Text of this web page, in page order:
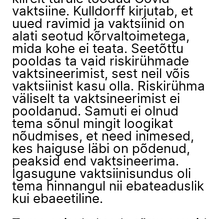
vaktsiine. Kulldorff kirjutab, et
uued ravimid ja vaktsiinid on
alati seotud kõrvaltoimetega,
mida kohe ei teata. Seetõttu
pooldas ta vaid riskirühmade
vaktsineerimist, sest neil võis
vaktsiinist kasu olla. Riskirühma
väliselt ta vaktsineerimist ei
pooldanud. Samuti ei olnud
tema sõnul mingit loogikat
nõudmises, et need inimesed,
kes haiguse läbi on põdenud,
peaksid end vaktsineerima.
Igasugune vaktsiinisundus oli
tema hinnangul nii ebateaduslik
kui ebaeetiline.